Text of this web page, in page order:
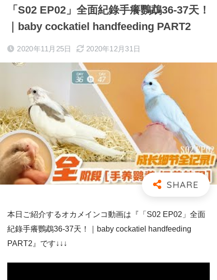
「S02 EP02」全面紀錄手癢鸚鵡36-37天！
｜baby cockatiel handfeeding PART2
2020年11月25日 2020年12月31日
本日ご紹介するオカメインコ動画は『「S02 EP02」全面
紀錄手癢鸚鵡36-37天！｜baby cockatiel handfeeding
PART2』です↓↓↓